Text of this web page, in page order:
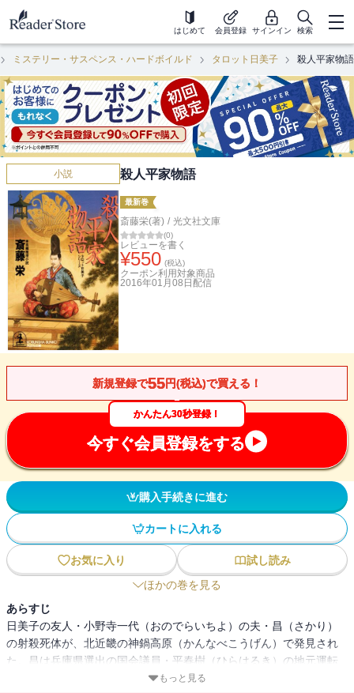
はじめて 会員登録 サインイン 検索
ミステリー・サスペンス・ハードボイルド タロット日美子 殺人平家物語
小説 殺人平家物語
最新巻
斎藤栄(著) / 光文社文庫
(0)
レビューを書く
¥550 (税込)
クーポン利用対象商品
2016年01月08日 配信
新規登録で55円(税込)で買える！
かんたん30秒登録！
今すぐ会員登録をする
購入手続きに進む
カートに入れる
お気に入り
試し読み
ほかの巻を見る
あらすじ
日美子の友人・小野寺一代（おのでらいちよ）の夫・昌（さかり）
の射殺死体が、北近畿の神鍋高原（かんなべこうげん）で発見され
た。昌は兵庫県選出の国会議員・平春樹（ひらはるき）の地元運転
手。事件捜査に乗りだす日美子の夫・二階堂の前に、小選挙区制に
もっと見る